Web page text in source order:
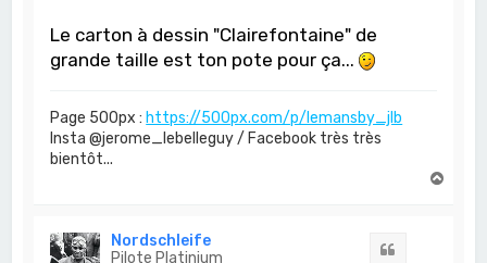
Le carton à dessin "Clairefontaine" de
grande taille est ton pote pour ça...
Page 500px : https://500px.com/p/lemansby_jlb
Insta @jerome_lebelleguy / Facebook très très
bientôt...
Nordschleife
Pilote Platinium